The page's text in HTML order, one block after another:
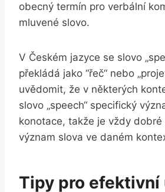
obecný termín pro verbální
mluvené slovo.
V Českém ⁢jazyce se‌ slovo‍
překládá jako ‍“řeč“ nebo
uvědomit, že v ⁤některých
slovo „speech“ specifický
⁢konotace, ⁢takže je vždy‌
význam slova ve daném
Tipy pro efektivní